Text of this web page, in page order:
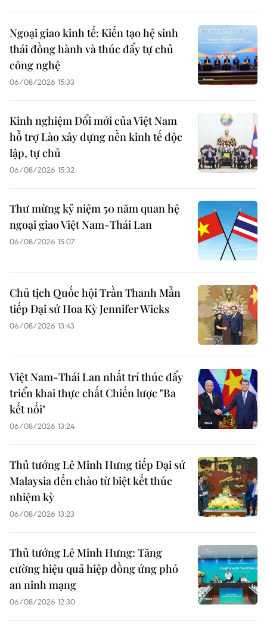
Ngoại giao kinh tế: Kiến tạo hệ sinh
thái đồng hành và thúc đẩy tự chủ
công nghệ
06/08/2026 15:33
Kinh nghiệm Đổi mới của Việt Nam
hỗ trợ Lào xây dựng nền kinh tế độc
lập, tự chủ
06/08/2026 15:32
Thư mừng kỷ niệm 50 năm quan hệ
ngoại giao Việt Nam-Thái Lan
06/08/2026 15:07
Chủ tịch Quốc hội Trần Thanh Mẫn
tiếp Đại sứ Hoa Kỳ Jennifer Wicks
06/08/2026 13:43
Việt Nam-Thái Lan nhất trí thúc đẩy
triển khai thực chất Chiến lược "Ba
kết nối"
06/08/2026 13:24
Thủ tướng Lê Minh Hưng tiếp Đại sứ
Malaysia đến chào từ biệt kết thúc
nhiệm kỳ
06/08/2026 13:23
Thủ tướng Lê Minh Hưng: Tăng
cường hiệu quả hiệp đồng ứng phó
an ninh mạng
06/08/2026 12:30